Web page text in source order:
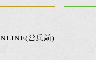
當兵前)